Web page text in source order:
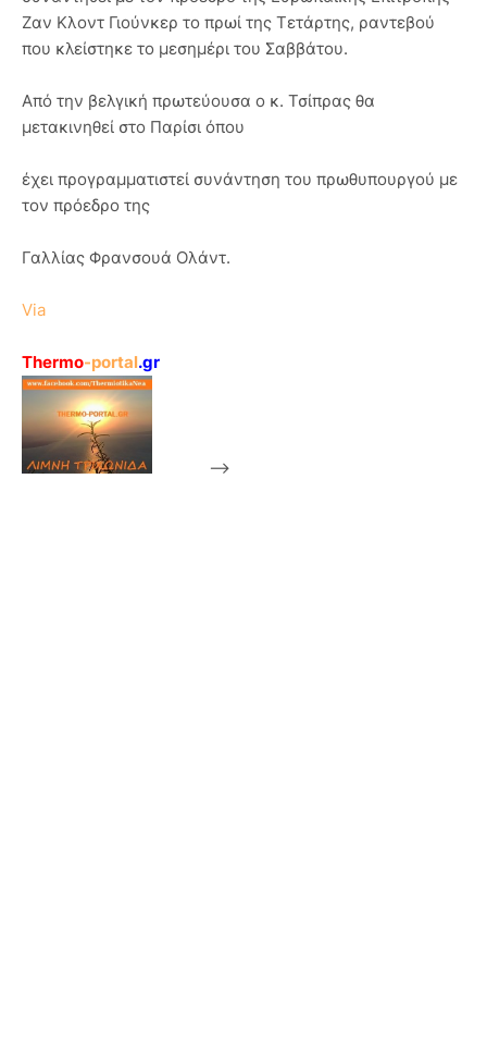
Ζαν Κλοντ Γιούνκερ το πρωί της Τετάρτης, ραντεβού
που κλείστηκε το μεσημέρι του Σαββάτου.
Από την βελγική πρωτεύουσα ο κ. Τσίπρας θα
μετακινηθεί στο Παρίσι όπου
έχει προγραμματιστεί συνάντηση του πρωθυπουργού με
τον πρόεδρο της
Γαλλίας Φρανσουά Ολάντ.
Via
Thermo-portal.gr
-->